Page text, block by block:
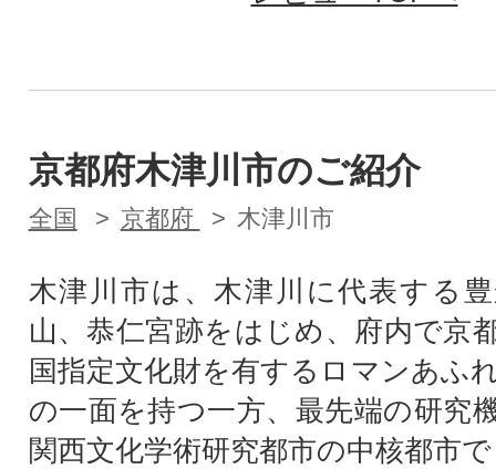
京都府木津川市のご紹介
全国 京都府 木津川市
木津川市は、木津川に代表する
山、恭仁宮跡をはじめ、府内で京
国指定文化財を有するロマンあふ
の一面を持つ一方、最先端の研究
関西文化学術研究都市の中核都市